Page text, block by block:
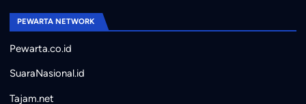
PEWARTA NETWORK
Pewarta.co.id
SuaraNasional.id
Tajam.net